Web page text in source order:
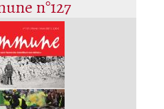
n°127